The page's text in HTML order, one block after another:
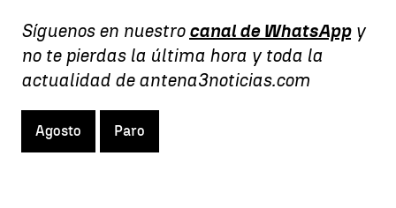
Síguenos en nuestro canal de WhatsAppy
no te pierdas la última hora y toda la
actualidad de antena3noticias.com
Agosto Paro